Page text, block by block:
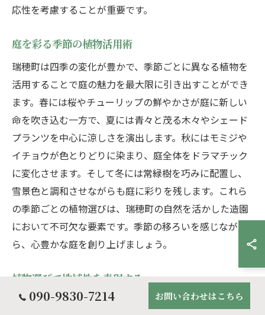
応性を考慮することが重要です。
庭を彩る季節の植物活用術
瑞穂町は四季の変化が豊かで、季節ごとに異なる植物を
活用することで庭の魅力を最大限に引き出すことができ
ます。春には桜やチューリップの鮮やかさが庭に新しい
命を吹き込む一方で、夏には青々と茂る木々やシェード
プランツを中心に涼しさを演出します。秋にはモミジや
イチョウが色とりどりに染まり、庭全体をドラマチック
に変化させます。そして冬には常緑樹を巧みに配置し、
雪景色と調和させながらも庭に彩りを残します。これら
の季節ごとの植物選びは、瑞穂町の自然を活かした造園
において不可欠な要素です。季節の移ろいを感じなが
ら、心豊かな庭を創り上げましょう。
植物選びで地域性を表現する
造園において植物選びは、その地域の特色や風土を表現
090-9830-7214 お問い合わせはこちら